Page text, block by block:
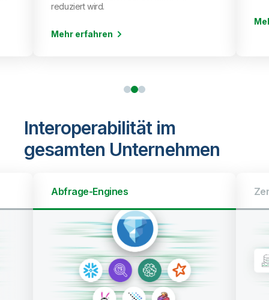
Interoperabilität im
gesamten Unternehmen
Zero-Copy-Mirroring